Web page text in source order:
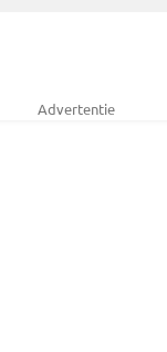
Advertentie